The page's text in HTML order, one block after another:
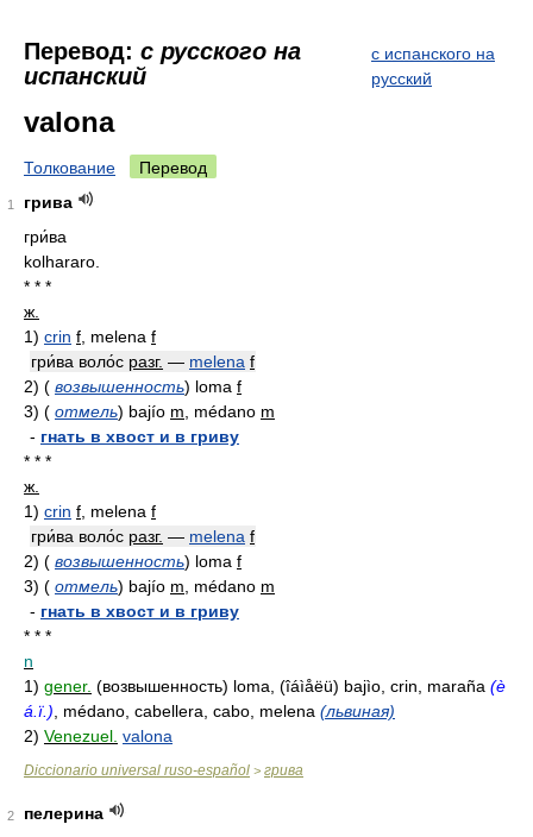
Перевод: с русского на
испанский
с испанского на
русский
valona
Толкование Перевод
1
грива
гри́ва
kolhararo.
* * *
ж.
1) crin f , melena f
гри́ва воло́с разг. — melena f
2) ( возвышенность) loma f
3) ( отмель) bajío m , médano m
- гнать в хвост и в гриву
* * *
ж.
1) crin f , melena f
гри́ва воло́с разг. — melena f
2) ( возвышенность) loma f
3) ( отмель) bajío m , médano m
- гнать в хвост и в гриву
* * *
n
1) gener. (возвышенность) loma, (îáìåëü) bajìo, crin, maraña (è
á.ï.) , médano, cabellera, cabo, melena (львиная)
2) Venezuel. valona
Diccionario universal ruso-español > грива
2
пелерина